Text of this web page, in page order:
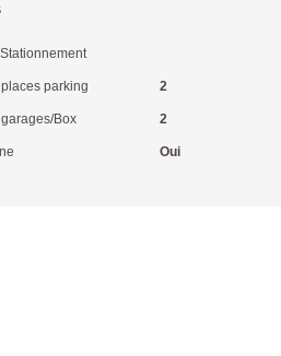
parking 2
Box 2
Oui